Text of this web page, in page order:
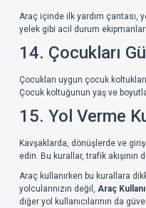
Araç içinde ilk yardım çantası,
yelek gibi acil durum
14. Çocukları
Çocukları uygun çocuk
Çocuk koltuğunun yaş ve
15. Yol Verme
Kavşaklarda, dönüşlerde ve
edin. Bu kurallar, trafik akışının
Araç kullanırken bu kurallara
yolcularınızın değil, Araç
diğer yol kullanıcılarının da